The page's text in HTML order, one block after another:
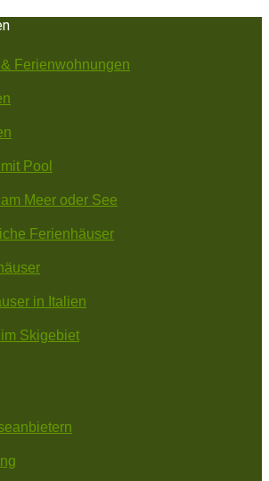
Ferienwohnungen
Pool
Meer oder See
Ferienhäuser
in Italien
Skigebiet